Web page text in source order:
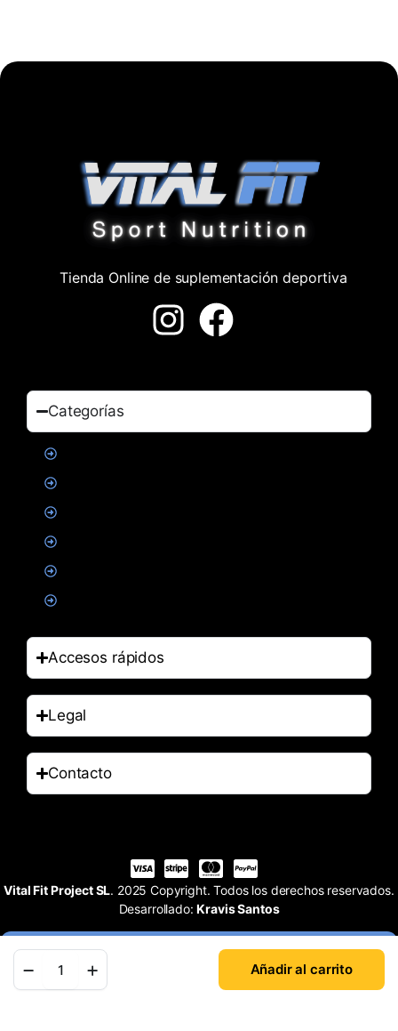
Añadir al carrito
Tienda Online de suplementación deportiva
Categorías
Accesos rápidos
Legal
Contacto
Vital Fit Project SL. 2025 Copyright. Todos los derechos reservados.
Desarrollado:Kravis Santos
Tienda Cuenta